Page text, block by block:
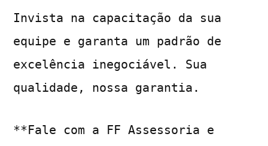
Invista na capacitação da sua
equipe e garanta um padrão de
excelência inegociável. Sua
qualidade, nossa garantia.
**Fale com a FF Assessoria e